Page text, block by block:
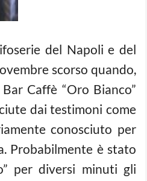
del Napoli e del
scorso quando,
Caffè “Oro Bianco”
dai testimoni come
conosciuto per
Probabilmente è stato
per diversi minuti gli